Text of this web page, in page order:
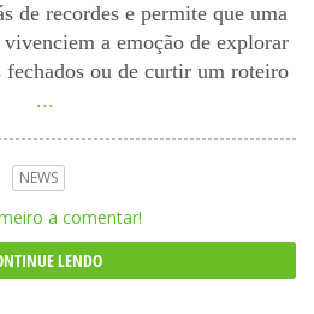
de recordes e permite que uma
a emoção de explorar
ou de curtir um roteiro
...
NEWS
a comentar!
LENDO